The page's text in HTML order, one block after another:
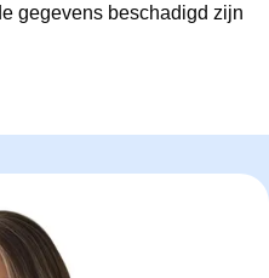
gegevens beschadigd zijn